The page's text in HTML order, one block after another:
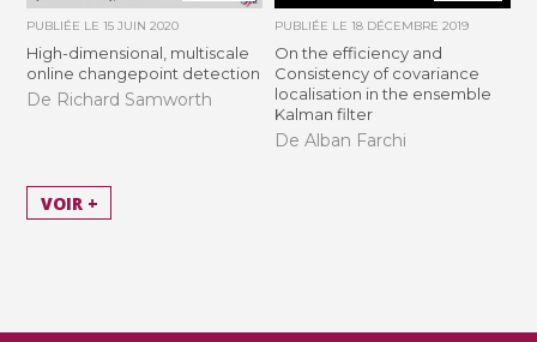
PUBLIÉE LE15 JUIN 2020
High-dimensional, multiscale
online changepoint detection
De Richard Samworth
PUBLIÉE LE 18 DÉCEMBRE 2019
On the efficiency and
Consistency of covariance
localisation in the ensemble
Kalman filter
De Alban Farchi
VOIR +